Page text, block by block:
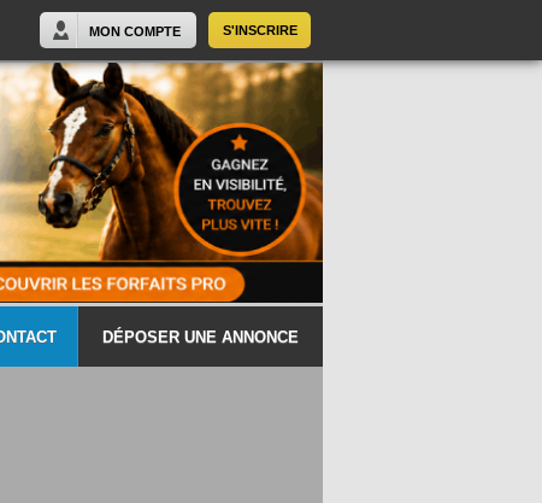
S'INSCRIRE
MON COMPTE
DÉPOSER UNE ANNONCE